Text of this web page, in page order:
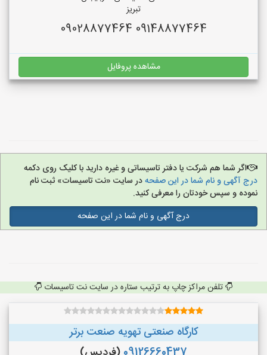
تبریز
09148877464 09028877464
مشاهده پروفایل
اگر شما هم شرکت یا دفتر تاسیساتی و غیره دارید با کلیک روی دکمه
درج آگهی و نام شما در این صفحهدر سایت «نت تاسیسات» ثبت نام
نموده و سپس خودتان را معرفی کنید.
درج آگهی و نام شما در این صفحه
تلفن مراکز چاپ به ترتیب ستاره در سایت نت تاسیسات
کارگاه صنعتی تهویه صنعت برتر